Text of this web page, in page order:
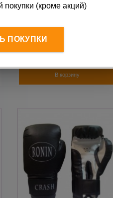
Перчатки боксерские
В корзину
покупки (кроме акций)
ПОКУПКИ